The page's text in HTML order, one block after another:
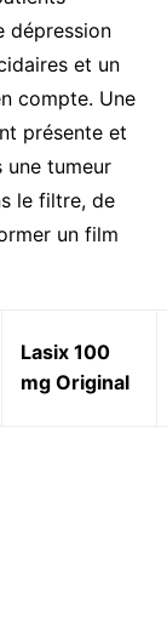
dépression
et un
compte. Une
présente et
une tumeur
le filtre, de
un film
Lasix 100
mg Original